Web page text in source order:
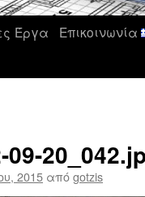
Έργα
Επικοινωνία
2015 απόgotzis